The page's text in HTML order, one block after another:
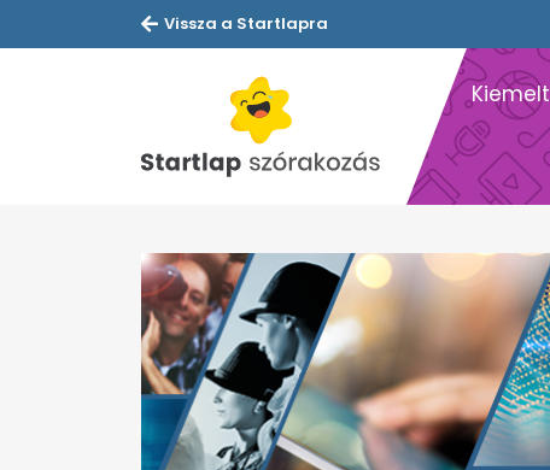
Vissza a Startlapra
Kiemelt